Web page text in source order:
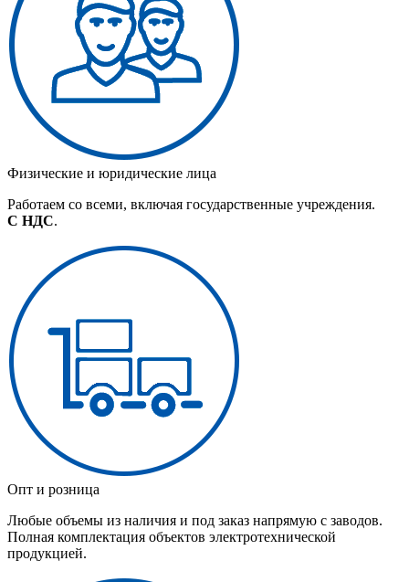
Физические и юридические лица
Работаем со всеми, включая государственные учреждения.
С НДС.
Опт и розница
Любые объемы из наличия и под заказ напрямую с заводов.
Полная комплектация объектов электротехнической
продукцией.